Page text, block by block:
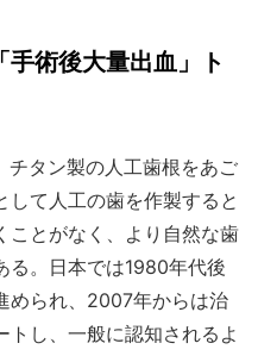
手術後大量出血」ト
タン製の人工歯根をあご
て人工の歯を作製すると
ことがなく、より自然な歯
る。日本では1980年代後
められ、2007年からは治
し、一般に認知されるよ